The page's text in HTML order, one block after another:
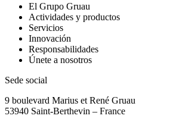
El Grupo Gruau
Actividades y productos
Servicios
Innovación
Responsabilidades
Únete a nosotros
Sede social
9 boulevard Marius et René Gruau
53940 Saint-Berthevin – France